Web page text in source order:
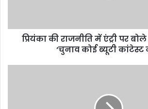
मोदी-
प्रियंका की राजनीति में एंट्री पर
‘चुनाव कोई ब्यूटी कांटेस्ट